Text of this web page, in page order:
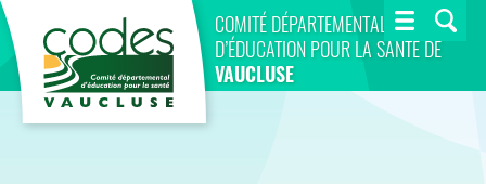
COMITÉ DÉPARTEMENTAL
D’ÉDUCATION POUR LA SANTÉ DE
VAUCLUSE
CoDES 84